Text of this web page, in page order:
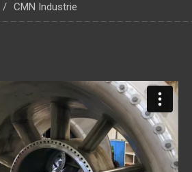
CMN Industrie
Vimeo